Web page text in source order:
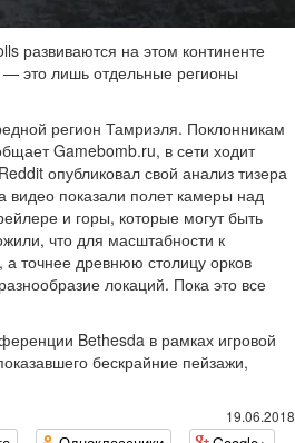
развиваются на этом континенте
это лишь отдельные регионы
регион Тамриэля. Поклонникам
Gamebomb.ru, в сети ходит
опубликовал свой анализ тизера
видео показали полет камеры над
и горы, которые могут быть
что для масштабности к
точнее древнюю столицу орков
локаций. Пока это все
Bethesda в рамках игровой
бескрайние пейзажи,
19.06.2018